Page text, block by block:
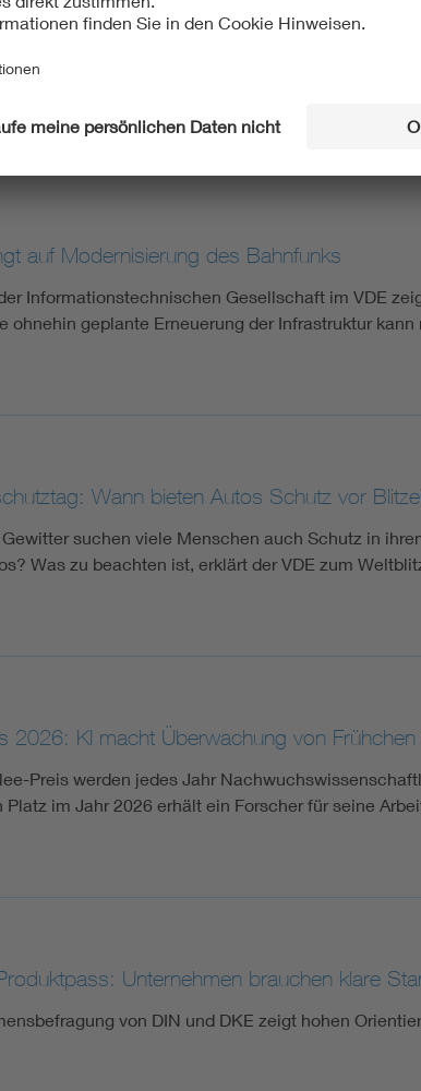
für die Medizin von morgen:
CHIP-Schulpreis
Dahme-Spreewald erreicht den
500 Euro Preisgeld. Seit 25 Jahren begeistert der
auf Modernisierung des Bahnfunks
Informationstechnischen Gesellschaft im VDE
ohnehin geplante Erneuerung der Infrastruktur
Wann bieten Autos Schutz vor
suchen viele Menschen auch Schutz in
Was zu beachten ist, erklärt der VDE zum
2026: KI macht Überwachung von
Preis werden jedes Jahr
Platz im Jahr 2026 erhält ein Forscher für seine
Unternehmen brauchen klare
von DIN und DKE zeigt hohen